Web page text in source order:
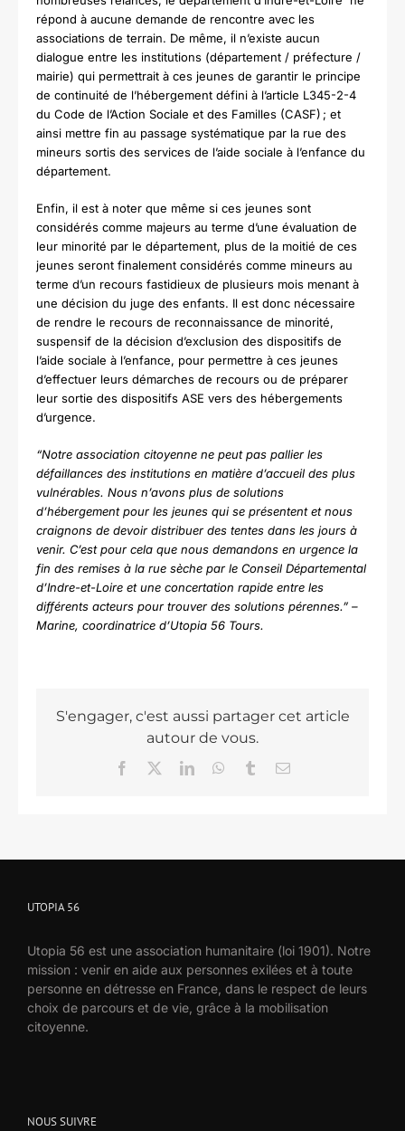
répond à aucune demande de rencontre avec les
associations de terrain. De même, il n’existe aucun
dialogue entre les institutions (département / préfecture /
mairie) qui permettrait à ces jeunes de garantir le principe
de continuité de l’hébergement défini à l’article L345-2-4
du Code de l’Action Sociale et des Familles (CASF) ; et
ainsi mettre fin au passage systématique par la rue des
mineurs sortis des services de l’aide sociale à l’enfance du
département.
Enfin, il est à noter que même si ces jeunes sont
considérés comme majeurs au terme d’une évaluation de
leur minorité par le département, plus de la moitié de ces
jeunes seront finalement considérés comme mineurs au
terme d’un recours fastidieux de plusieurs mois menant à
une décision du juge des enfants. Il est donc nécessaire
de rendre le recours de reconnaissance de minorité,
suspensif de la décision d’exclusion des dispositifs de
l’aide sociale à l’enfance, pour permettre à ces jeunes
d’effectuer leurs démarches de recours ou de préparer
leur sortie des dispositifs ASE vers des hébergements
d’urgence.
“Notre association citoyenne ne peut pas pallier les
défaillances des institutions en matière d’accueil des plus
vulnérables. Nous n’avons plus de solutions
d’hébergement pour les jeunes qui se présentent et nous
craignons de devoir distribuer des tentes dans les jours à
venir. C’est pour cela que nous demandons en urgence la
fin des remises à la rue sèche par le Conseil Départemental
d’Indre-et-Loire et une concertation rapide entre les
différents acteurs pour trouver des solutions pérennes.” –
Marine, coordinatrice d’Utopia 56 Tours.
S'engager, c'est aussi partager cet article
autour de vous.
Facebook LinkedInWhatsAppTumblrEmail
UTOPIA 56
Utopia 56 est une association humanitaire (loi 1901). Notre
mission : venir en aide aux personnes exilées et à toute
personne en détresse en France, dans le respect de leurs
choix de parcours et de vie, grâce à la mobilisation
citoyenne.
NOUS SUIVRE